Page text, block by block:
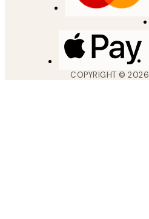
COPYRIGHT ©2026